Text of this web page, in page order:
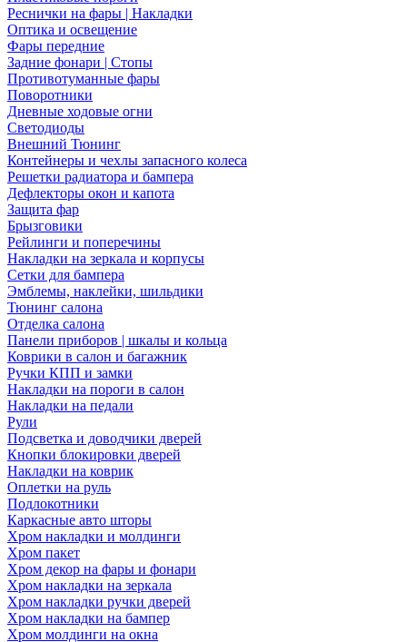
Реснички на фары | Накладки
Оптика и освещение
Фары передние
Задние фонари | Стопы
Противотуманные фары
Поворотники
Дневные ходовые огни
Светодиоды
Внешний Тюнинг
Контейнеры и чехлы запасного колеса
Решетки радиатора и бампера
Дефлекторы окон и капота
Защита фар
Брызговики
Рейлинги и поперечины
Накладки на зеркала и корпусы
Сетки для бампера
Эмблемы, наклейки, шильдики
Тюнинг салона
Отделка салона
Панели приборов | шкалы и кольца
Коврики в салон и багажник
Ручки КПП и замки
Накладки на пороги в салон
Накладки на педали
Рули
Подсветка и доводчики дверей
Кнопки блокировки дверей
Накладки на коврик
Оплетки на руль
Подлокотники
Каркасные авто шторы
Хром накладки и молдинги
Хром пакет
Хром декор на фары и фонари
Хром накладки на зеркала
Хром накладки ручки дверей
Хром накладки на бампер
Хром молдинги на окна